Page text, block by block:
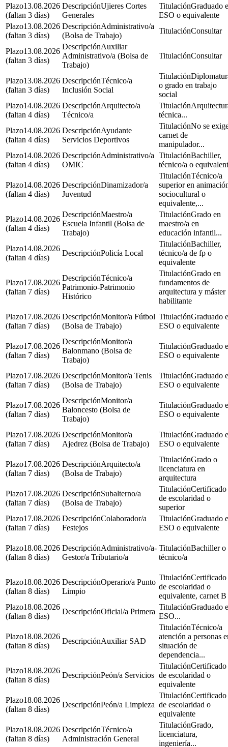
13.08.2026
(faltan 3 días)
Ujieres Cortes
Generales
Graduado
ESO o equivalente
13.08.2026
(faltan 3 días)
Administrativo/a
(Bolsa de Trabajo)
Consultar
13.08.2026
(faltan 3 días)
Auxiliar
Administrativo/a (Bolsa de
Trabajo)
Consultar
13.08.2026
(faltan 3 días)
Técnico/a
Inclusión Social
o grado en trabajo
social
14.08.2026
(faltan 4 días)
Arquitecto/a
Técnico/a
técnica...
14.08.2026
(faltan 4 días)
Ayudante
Servicios Deportivos
No se
carnet de
manipulador...
14.08.2026
(faltan 4 días)
Administrativo/a
OMIC
Bachiller,
técnico/a o
14.08.2026
(faltan 4 días)
Dinamizador/a
Juventud
Técnico/a
superior en
sociocultural o
equivalente,...
14.08.2026
(faltan 4 días)
Maestro/a
Escuela Infantil (Bolsa de
Trabajo)
Grado en
maestro/a en
educación infantil...
14.08.2026
(faltan 4 días)
Policía Local
Bachiller,
técnico/a de fp o
equivalente
17.08.2026
(faltan 7 días)
Técnico/a
Patrimonio-Patrimonio
Histórico
Grado en
fundamentos de
arquitectura y máster
habilitante
17.08.2026
(faltan 7 días)
Monitor/a Fútbol
(Bolsa de Trabajo)
Graduado
ESO o equivalente
17.08.2026
(faltan 7 días)
Monitor/a
Balonmano (Bolsa de
Trabajo)
Graduado
ESO o equivalente
17.08.2026
(faltan 7 días)
Monitor/a Tenis
(Bolsa de Trabajo)
Graduado
ESO o equivalente
17.08.2026
(faltan 7 días)
Monitor/a
Baloncesto (Bolsa de
Trabajo)
Graduado
ESO o equivalente
17.08.2026
(faltan 7 días)
Monitor/a
Ajedrez (Bolsa de Trabajo)
Graduado
ESO o equivalente
17.08.2026
(faltan 7 días)
Arquitecto/a
(Bolsa de Trabajo)
Grado o
licenciatura en
arquitectura
17.08.2026
(faltan 7 días)
Subalterno/a
(Bolsa de Trabajo)
Certificado
de escolaridad o
superior
17.08.2026
(faltan 7 días)
Colaborador/a
Festejos
Graduado
ESO o equivalente
18.08.2026
(faltan 8 días)
Administrativo/a-
Gestor/a Tributario/a
Bachiller o
técnico/a
18.08.2026
(faltan 8 días)
Operario/a Punto
Limpio
Certificado
de escolaridad o
equivalente, carnet B
18.08.2026
(faltan 8 días)
Oficial/a Primera
Graduado
ESO...
18.08.2026
(faltan 8 días)
Auxiliar SAD
Técnico/a
atención a personas
situación de
dependencia...
18.08.2026
(faltan 8 días)
Peón/a Servicios
Certificado
de escolaridad o
equivalente
18.08.2026
(faltan 8 días)
Peón/a Limpieza
Certificado
de escolaridad o
equivalente
18.08.2026
(faltan 8 días)
Técnico/a
Administración General
Grado,
licenciatura,
ingeniería...